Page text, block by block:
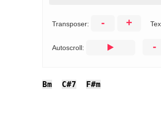
Transposer: - +
Autoscroll: -
Bm C#7 F#m